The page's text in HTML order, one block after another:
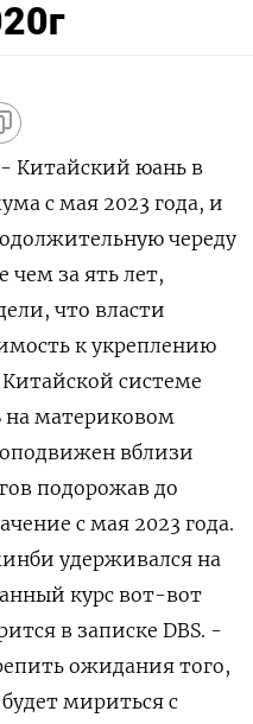
Китайский юань в
с мая 2023 года, и
⁠череду
чем за ять лет,
что власти
к укреплению
​системе
⁠на материковом
вблизи
подорожав до
с мая 2023 года.
удерживался на
курс вот-вот
в записке DBS. -
ожидания того,
⁠мириться с